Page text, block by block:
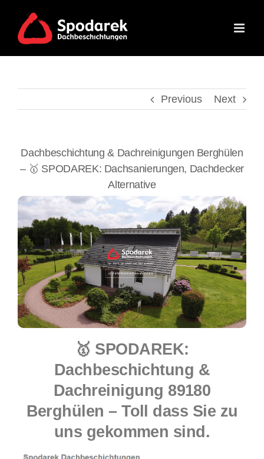
content
Previous Next
Dachbeschichtung & Dachreinigungen Berghülen
– 🥇 SPODAREK: Dachsanierungen, Dachdecker
Alternative
🥇 SPODAREK:
Dachbeschichtung &
Dachreinigung 89180
Berghülen – Toll dass Sie zu
uns gekommen sind.